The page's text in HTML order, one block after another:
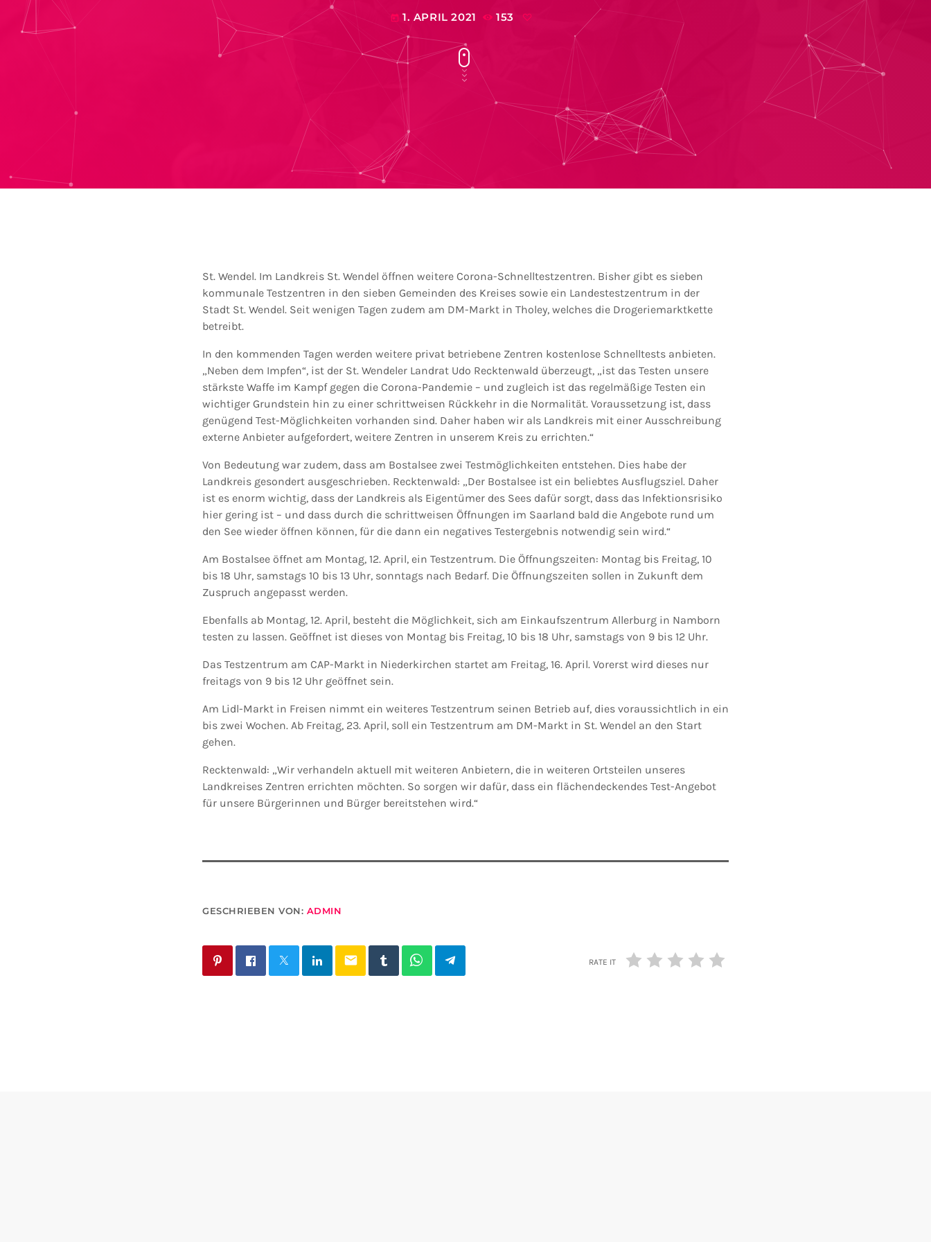
today 1. APRIL 2021 153
St. Wendel. Im Landkreis St. Wendel öffnen weitere Corona-Schnelltestzentren. Bisher gibt es sieben
kommunale Testzentren in den sieben Gemeinden des Kreises sowie ein Landestestzentrum in der
Stadt St. Wendel. Seit wenigen Tagen zudem am DM-Markt in Tholey, welches die Drogeriemarktkette
betreibt.
In den kommenden Tagen werden weitere privat betriebene Zentren kostenlose Schnelltests anbieten.
„Neben dem Impfen“, ist der St. Wendeler Landrat Udo Recktenwald überzeugt, „ist das Testen unsere
stärkste Waffe im Kampf gegen die Corona-Pandemie – und zugleich ist das regelmäßige Testen ein
wichtiger Grundstein hin zu einer schrittweisen Rückkehr in die Normalität. Voraussetzung ist, dass
genügend Test-Möglichkeiten vorhanden sind. Daher haben wir als Landkreis mit einer Ausschreibung
externe Anbieter aufgefordert, weitere Zentren in unserem Kreis zu errichten.“
Von Bedeutung war zudem, dass am Bostalsee zwei Testmöglichkeiten entstehen. Dies habe der
Landkreis gesondert ausgeschrieben. Recktenwald: „Der Bostalsee ist ein beliebtes Ausflugsziel. Daher
ist es enorm wichtig, dass der Landkreis als Eigentümer des Sees dafür sorgt, dass das Infektionsrisiko
hier gering ist – und dass durch die schrittweisen Öffnungen im Saarland bald die Angebote rund um
den See wieder öffnen können, für die dann ein negatives Testergebnis notwendig sein wird.“
Am Bostalsee öffnet am Montag, 12. April, ein Testzentrum. Die Öffnungszeiten: Montag bis Freitag, 10
bis 18 Uhr, samstags 10 bis 13 Uhr, sonntags nach Bedarf. Die Öffnungszeiten sollen in Zukunft dem
Zuspruch angepasst werden.
Ebenfalls ab Montag, 12. April, besteht die Möglichkeit, sich am Einkaufszentrum Allerburg in Namborn
testen zu lassen. Geöffnet ist dieses von Montag bis Freitag, 10 bis 18 Uhr, samstags von 9 bis 12 Uhr.
Das Testzentrum am CAP-Markt in Niederkirchen startet am Freitag, 16. April. Vorerst wird dieses nur
freitags von 9 bis 12 Uhr geöffnet sein.
Am Lidl-Markt in Freisen nimmt ein weiteres Testzentrum seinen Betrieb auf, dies voraussichtlich in ein
bis zwei Wochen. Ab Freitag, 23. April, soll ein Testzentrum am DM-Markt in St. Wendel an den Start
gehen.
Recktenwald: „Wir verhandeln aktuell mit weiteren Anbietern, die in weiteren Ortsteilen unseres
Landkreises Zentren errichten möchten. So sorgen wir dafür, dass ein flächendeckendes Test-Angebot
für unsere Bürgerinnen und Bürger bereitstehen wird.“
GESCHRIEBEN VON: ADMIN
email RATE IT